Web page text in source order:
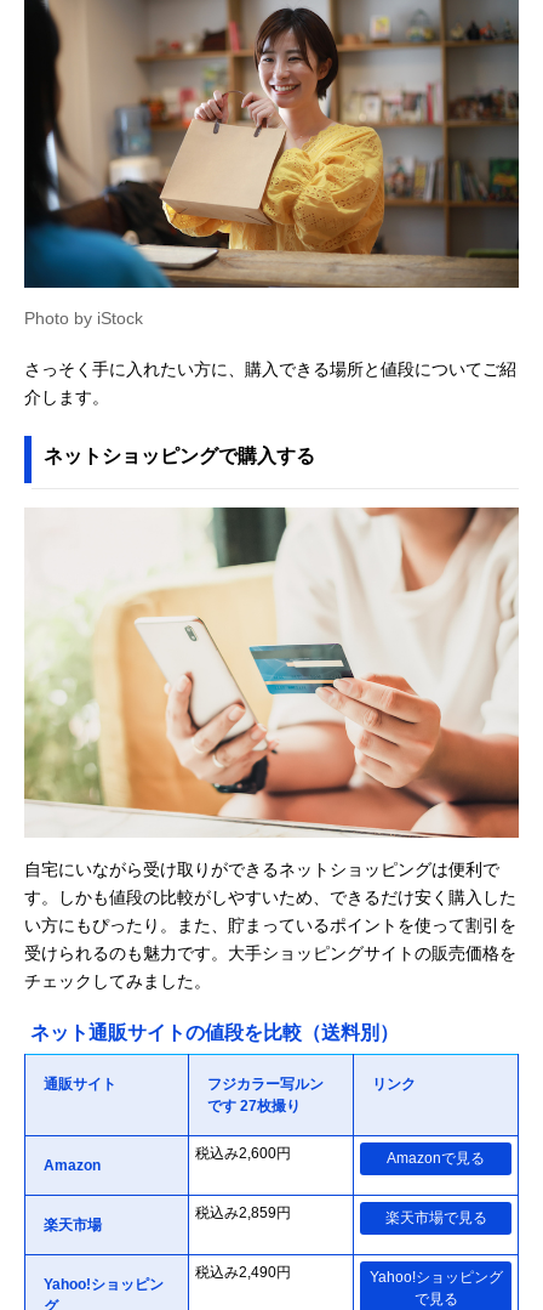
Photo by iStock
さっそく手に入れたい方に、購入できる場所と値段についてご紹
介します。
ネットショッピングで購入する
自宅にいながら受け取りができるネットショッピングは便利で
す。しかも値段の比較がしやすいため、できるだけ安く購入した
い方にもぴったり。また、貯まっているポイントを使って割引を
受けられるのも魅力です。大手ショッピングサイトの販売価格を
チェックしてみました。
ネット通販サイトの値段を比較（送料別）
通販サイト
フジカラー写ルン
です 27枚撮り
リンク
Amazon
税込み2,600円 Amazonで見る
楽天市場
税込み2,859円 楽天市場で見る
Yahoo!ショッピン
グ
税込み2,490円
Yahoo!ショッピング
で見る